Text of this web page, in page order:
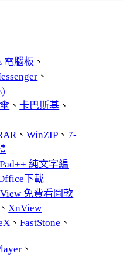
電腦板 、
、
、卡巴斯基 、
、WinZIP 、 7-
純文字編
下載
免費看圖軟
、 XnView
、FastStone 、
、